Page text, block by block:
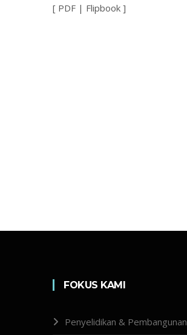
[ PDF | Flipbook ]
FOKUS KAMI
Penyelidikan & Pembangunan